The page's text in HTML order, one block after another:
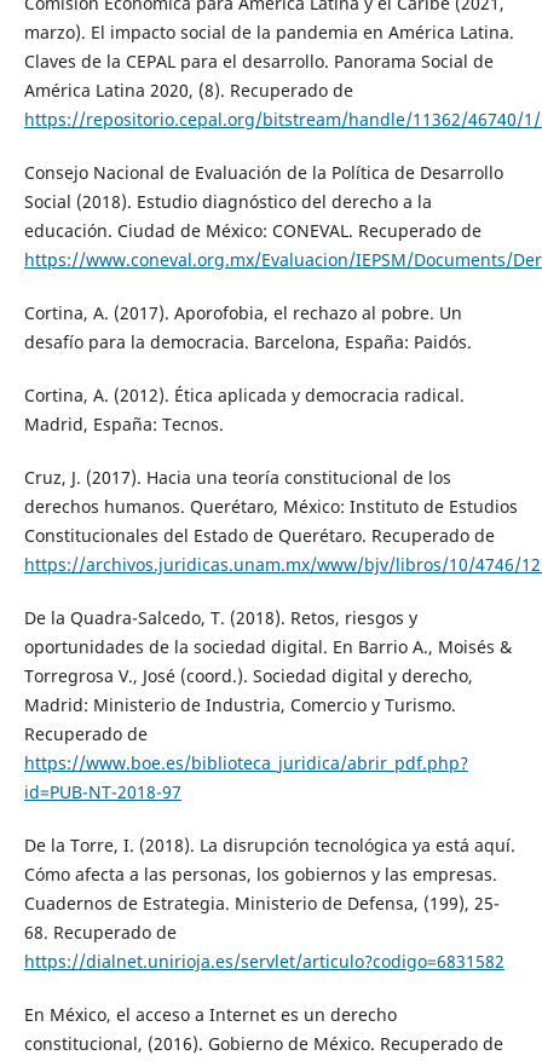
marzo). El impacto social de la pandemia en América Latina.
Claves de la CEPAL para el desarrollo. Panorama Social de
América Latina 2020, (8). Recuperado de
https://repositorio.cepal.org/bitstream/handle/11362/46740/1/
Consejo Nacional de Evaluación de la Política de Desarrollo
Social (2018). Estudio diagnóstico del derecho a la
educación. Ciudad de México: CONEVAL. Recuperado de
https://www.coneval.org.mx/Evaluacion/IEPSM/Documents/
Cortina, A. (2017). Aporofobia, el rechazo al pobre. Un
desafío para la democracia. Barcelona, España: Paidós.
Cortina, A. (2012). Ética aplicada y democracia radical.
Madrid, España: Tecnos.
Cruz, J. (2017). Hacia una teoría constitucional de los
derechos humanos. Querétaro, México: Instituto de Estudios
Constitucionales del Estado de Querétaro. Recuperado de
https://archivos.juridicas.unam.mx/www/bjv/libros/10/4746/
De la Quadra-Salcedo, T. (2018). Retos, riesgos y
oportunidades de la sociedad digital. En Barrio A., Moisés &
Torregrosa V., José (coord.). Sociedad digital y derecho,
Madrid: Ministerio de Industria, Comercio y Turismo.
Recuperado de
https://www.boe.es/biblioteca_juridica/abrir_pdf.php?
id=PUB-NT-2018-97
De la Torre, I. (2018). La disrupción tecnológica ya está aquí.
Cómo afecta a las personas, los gobiernos y las empresas.
Cuadernos de Estrategia. Ministerio de Defensa, (199), 25-
68. Recuperado de
https://dialnet.unirioja.es/servlet/articulo?codigo=6831582
En México, el acceso a Internet es un derecho
constitucional, (2016). Gobierno de México. Recuperado de